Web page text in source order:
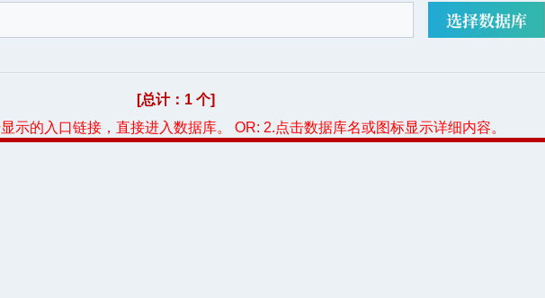
[总计：1 个]
示的入口链接，直接进入数据库。 OR: 2.点击数据库名或图标显示详细内容。